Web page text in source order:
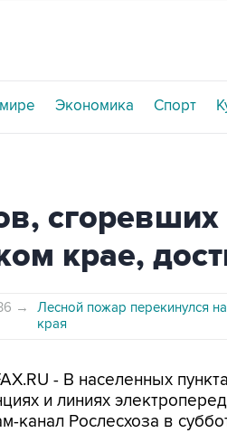
Экономика Спорт
сгоревших
крае,
→
Лесной пожар перекинулся
края
- В населенных
и линиях
канал Рослесхоза в